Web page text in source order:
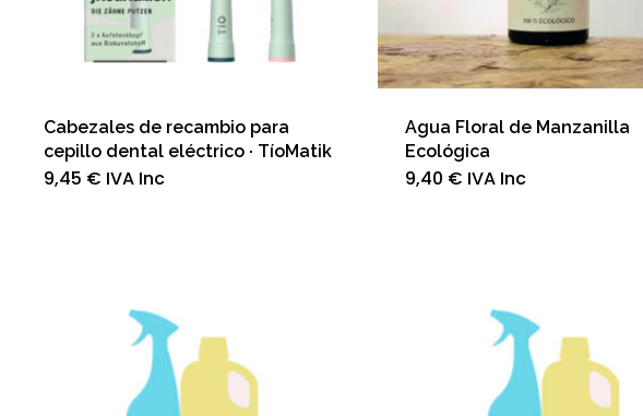
Cabezales de recambio para
cepillo dental eléctrico · TíoMatik
9,45 € IVA Inc
Agua Floral de Manzanilla
Ecológica
9,40 € IVA Inc